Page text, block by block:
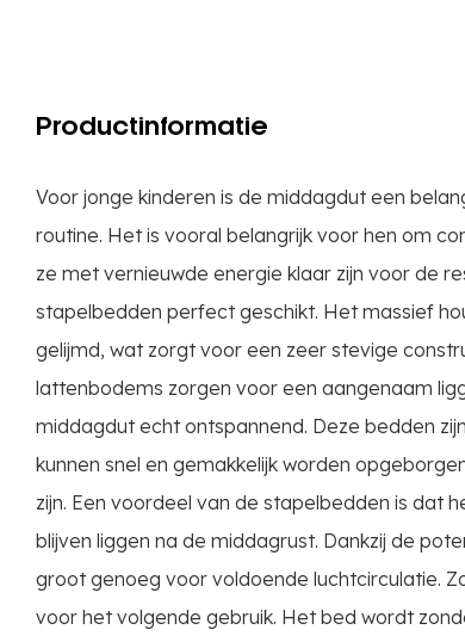
Productinformatie
Voor jonge kinderen is de middagdut een
routine. Het is vooral belangrijk voor hen om
ze met vernieuwde energie klaar zijn voor de
stapelbedden perfect geschikt. Het massief
gelijmd, wat zorgt voor een zeer stevige
lattenbodems zorgen voor een aangenaam
middagdut echt ontspannend. Deze bedden
kunnen snel en gemakkelijk worden
zijn. Een voordeel van de stapelbedden is dat
blijven liggen na de middagrust. Dankzij de
groot genoeg voor voldoende luchtcirculatie.
voor het volgende gebruik. Het bed wordt